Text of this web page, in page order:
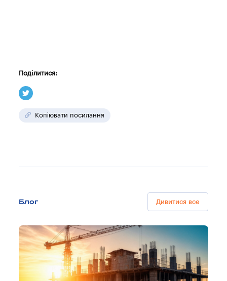
Поділитися:
Копіювати посилання
Блог Дивитися все